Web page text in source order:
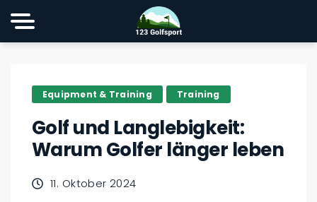
Equipment & Training Training
Golf und Langlebigkeit:
Warum Golfer länger leben
11. Oktober 2024